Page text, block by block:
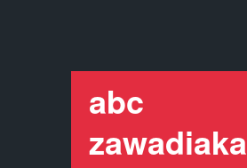
abc
zawadiaka